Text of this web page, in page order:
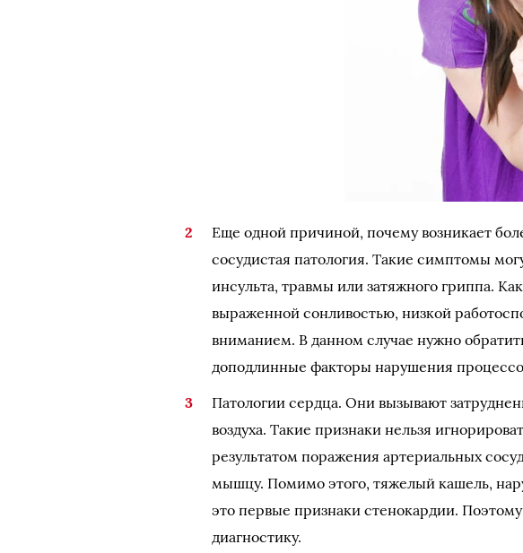
Еще одной причиной, почему возникает
сосудистая патология. Такие симптомы
инсульта, травмы или затяжного гриппа.
выраженной сонливостью, низкой
вниманием. В данном случае нужно
доподлинные факторы нарушения
Патологии сердца. Они вызывают
воздуха. Такие признаки нельзя
результатом поражения артериальных
мышцу. Помимо этого, тяжелый кашель,
это первые признаки стенокардии.
диагностику.